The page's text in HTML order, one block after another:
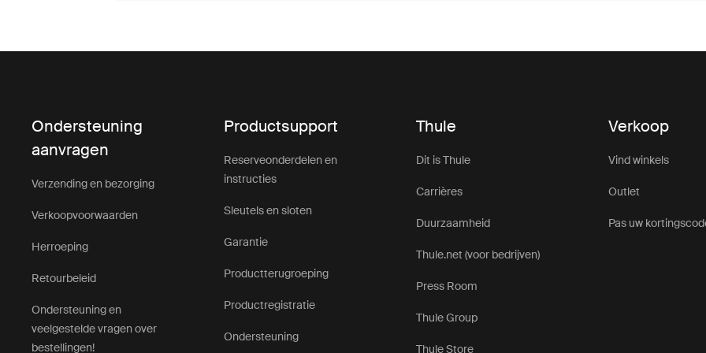
Ondersteuning
aanvragen
Verzending en bezorging
Verkoopvoorwaarden
Herroeping
Retourbeleid
Ondersteuning en
veelgestelde vragen over
bestellingen!
Productsupport
Reserveonderdelen en
instructies
Sleutels en sloten
Garantie
Productterugroeping
Productregistratie
Ondersteuning
Thule
Dit is Thule
Carrières
Duurzaamheid
Thule.net (voor bedrijven)
Press Room
Thule Group
Thule Store
Verkoop
Vind winkels
Outlet
Pas uw